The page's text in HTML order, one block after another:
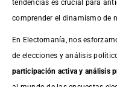
tendencias es crucial para
comprender el dinamismo de
En Electomanía, nos
de elecciones y análisis
participación activa y análisis